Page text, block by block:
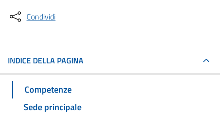
Condividi
INDICE DELLA PAGINA
Competenze
Sede principale